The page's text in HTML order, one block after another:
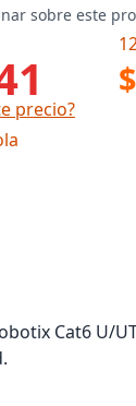
sobre este
precio?
Cat6 U/